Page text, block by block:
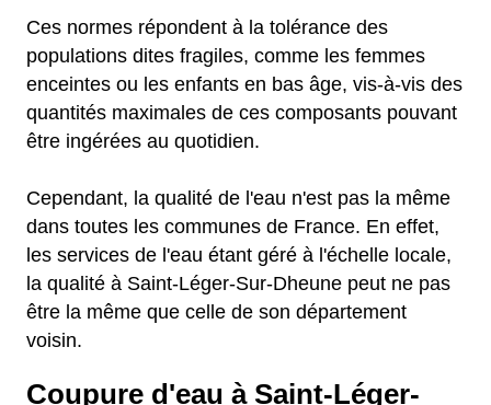
Ces normes répondent à la tolérance des
populations dites fragiles, comme les femmes
enceintes ou les enfants en bas âge, vis-à-vis des
quantités maximales de ces composants pouvant
être ingérées au quotidien.
Cependant, la qualité de l'eau n'est pas la même
dans toutes les communes de France. En effet,
les services de l'eau étant géré à l'échelle locale,
la qualité à Saint-Léger-Sur-Dheune peut ne pas
être la même que celle de son département
voisin.
Coupure d'eau à Saint-Léger-